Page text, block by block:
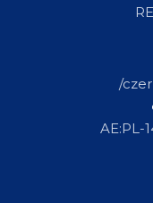
/
AE:PL-